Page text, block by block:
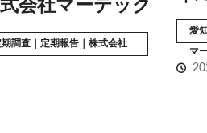
会社マーテック
調査｜定期報告｜株式会社
愛
マ